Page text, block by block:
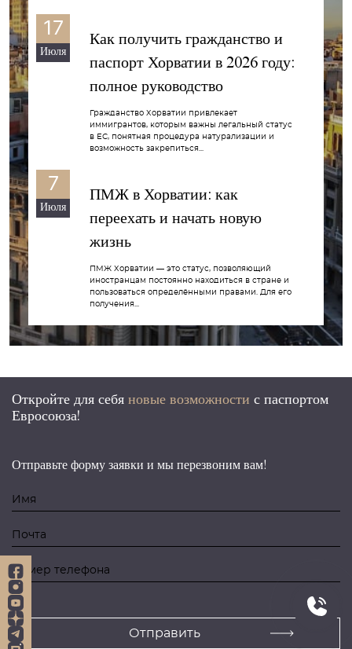
17
Июля
Как получить гражданство и
паспорт Хорватии в 2026 году:
полное руководство
Гражданство Хорватии привлекает
иммигрантов, которым важны легальный статус
в ЕС, понятная процедура натурализации и
возможность закрепиться...
7
Июля
ПМЖ в Хорватии: как
переехать и начать новую
жизнь
ПМЖ Хорватии — это статус, позволяющий
иностранцам постоянно находиться в стране и
пользоваться определёнными правами. Для его
получения...
Откройте для себя новые возможности с паспортом
Евросоюза!
Отправьте форму заявки и мы перезвоним вам!